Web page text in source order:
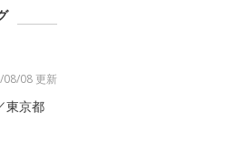
08/08 更新
東京都